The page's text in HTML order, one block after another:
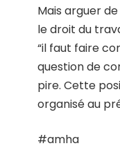
Mais arguer
le droit du
“il faut faire
question de
pire. Cette
organisé au
#amha